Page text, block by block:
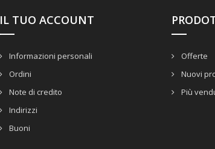
IL TUO ACCOUNT
Informazioni personali
Ordini
Note di credito
Indirizzi
Buoni
Offerte
Nuovi
Più